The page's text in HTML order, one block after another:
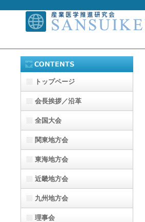
トップページ
会長挨拶／沿革
全国大会
関東地方会
東海地方会
近畿地方会
九州地方会
理事会